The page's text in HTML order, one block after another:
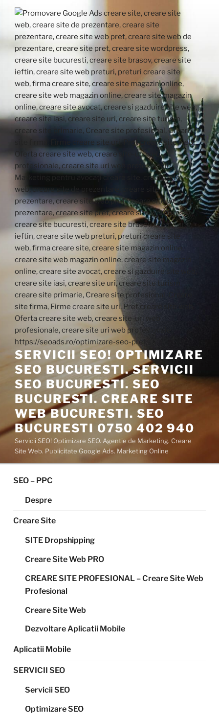
SERVICII SEO! OPTIMIZARE
SEO BUCURESTI. SERVICII
SEO BUCURESTI. SEO
BUCURESTI. CREARE SITE
WEB BUCURESTI. SEO
BUCURESTI 0750 402 940
Servicii SEO! Optimizare SEO. Agentie de Marketing. Creare
Site Web. Publicitate Google Ads. Marketing Online
SEO – PPC
Despre
Creare Site
SITE Dropshipping
Creare Site Web PRO
CREARE SITE PROFESIONAL – Creare Site Web
Profesional
Creare Site Web
Dezvoltare Aplicatii Mobile
Aplicatii Mobile
SERVICII SEO
Servicii SEO
Optimizare SEO